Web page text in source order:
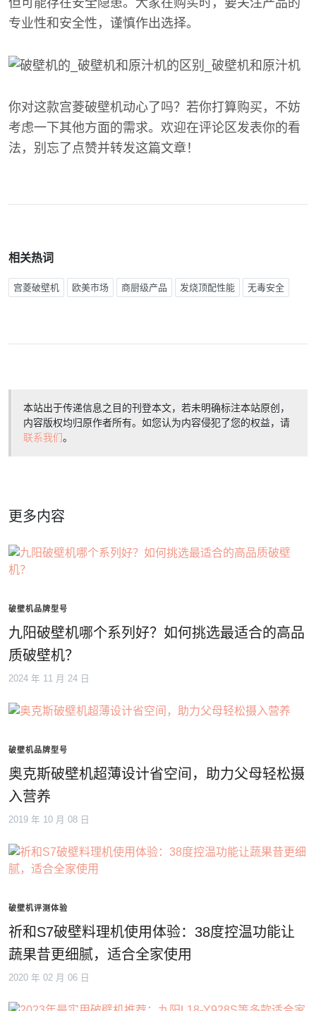
专业性和安全性，谨慎作出选择。
你对这款宫菱破壁机动心了吗？若你打算购买，不妨
考虑一下其他方面的需求。欢迎在评论区发表你的看
法，别忘了点赞并转发这篇文章！
相关热词
宫菱破壁机 欧美市场 商厨级产品 发烧顶配性能 无毒安全
本站出于传递信息之目的刊登本文，若未明确标注本站原创，
内容版权均归原作者所有。如您认为内容侵犯了您的权益，请
联系我们。
更多内容
破壁机品牌型号
九阳破壁机哪个系列好？如何挑选最适合的高品
质破壁机？
2024 年 11 月 24 日
破壁机品牌型号
奥克斯破壁机超薄设计省空间，助力父母轻松摄
入营养
2019 年 10 月 08 日
破壁机评测体验
祈和S7破壁料理机使用体验：38度控温功能让
蔬果昔更细腻，适合全家使用
2020 年 02 月 06 日